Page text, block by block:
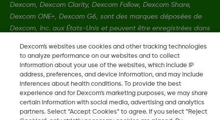
Dexcom, Dexcom Clarity, Dexcom Follow, Dexcom Share,
Dexcom ONE+, Dexcom G6, sont des marques déposées de
Dexcom, Inc. aux États-Unis et peuvent être enregistrées dans
LBL-1000005 Rev004
2026 Dexcom, Inc. Tous droits réservés.
Dexcom's websites use cookies and other tracking technologies
to analyze performance on our websites and to collect
information about your use of the websites, which include IP
address, preferences, and device information, and may include
inferences about health conditions. To provide the best
experience and for Dexcom’s marketing purposes, we may share
certain information with social media, advertising and analytics
partners. Select “Accept Cookies” to agree. If you select “Reject